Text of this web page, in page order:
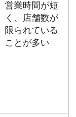
営業時間が短
く、店舗数が
限られている
ことが多い